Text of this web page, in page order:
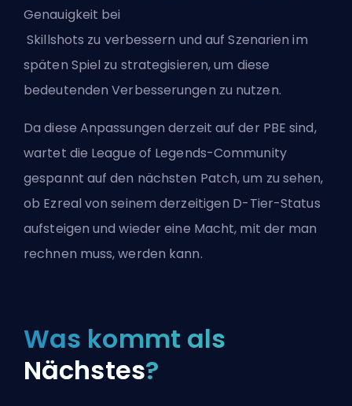
Genauigkeit bei
Skillshots zu verbessern und auf Szenarien im
späten Spiel zu strategisieren, um diese
bedeutenden Verbesserungen zu nutzen.
Da diese Anpassungen derzeit auf der PBE sind,
wartet die League of Legends-Community
gespannt auf den nächsten Patch, um zu sehen,
ob Ezreal von seinem derzeitigen D-Tier-Status
aufsteigen und wieder eine Macht, mit der man
rechnen muss, werden kann.
Was kommt als
Nächstes?